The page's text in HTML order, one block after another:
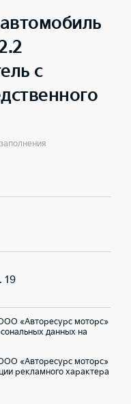
с
19
«Авторесурс моторс»
данных на
«Авторесурс моторс»
рекламного характера